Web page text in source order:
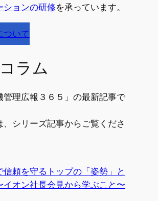
ションの研修を承っています。
ついて
ラム
管理広報３６５」の最新記事で
、シリーズ記事からご覧くださ
信頼を守るトップの「姿勢」と
イオン社長会見から学ぶこと〜